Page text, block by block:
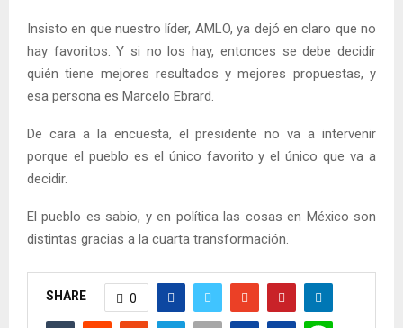
Insisto en que nuestro líder, AMLO, ya dejó en claro que no
hay favoritos. Y si no los hay, entonces se debe decidir
quién tiene mejores resultados y mejores propuestas, y
esa persona es Marcelo Ebrard.
De cara a la encuesta, el presidente no va a intervenir
porque el pueblo es el único favorito y el único que va a
decidir.
El pueblo es sabio, y en política las cosas en México son
distintas gracias a la cuarta transformación.
SHARE 0